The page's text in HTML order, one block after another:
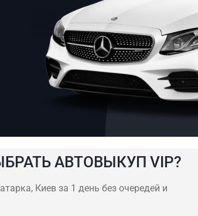
АВТОВЫКУП VIP?
Киев за 1 день без очередей и